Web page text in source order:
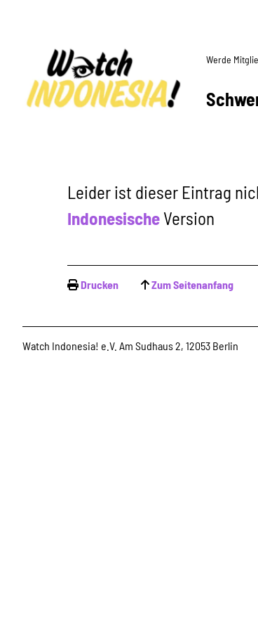
Werde
Leider ist dieser Eintrag
Indonesische Version
Drucken Zum Seitenanfang
Watch Indonesia! e.V. Am Sudhaus 2, 12053 Berlin